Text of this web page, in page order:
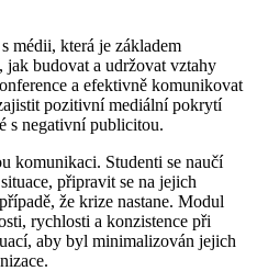
médii, která je základem
jak budovat a udržovat vztahy
a efektivně komunikovat
pozitivní mediální pokrytí
s negativní publicitou.
komunikaci. Studenti se naučí
připravit se na jejich
že krize nastane. Modul
rychlosti a konzistence při
aby byl minimalizován jejich